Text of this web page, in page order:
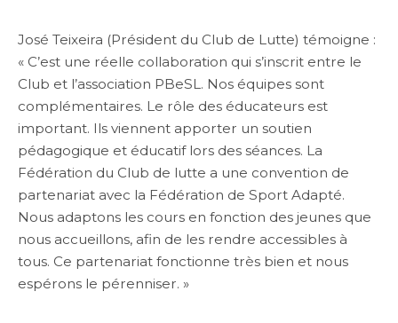
José Teixeira (Président du Club de Lutte) témoigne :
« C’est une réelle collaboration qui s’inscrit entre le
Club et l’association PBeSL. Nos équipes sont
complémentaires. Le rôle des éducateurs est
important. Ils viennent apporter un soutien
pédagogique et éducatif lors des séances. La
Fédération du Club de lutte a une convention de
partenariat avec la Fédération de Sport Adapté.
Nous adaptons les cours en fonction des jeunes que
nous accueillons, afin de les rendre accessibles à
tous. Ce partenariat fonctionne très bien et nous
espérons le pérenniser. »